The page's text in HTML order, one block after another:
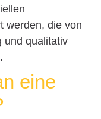
werden, die von
und qualitativ
eine